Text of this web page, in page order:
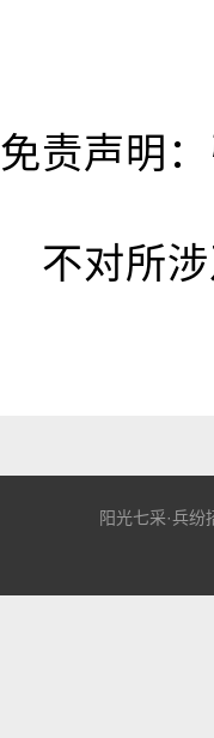
免责声明
不对所
阳光七采·兵